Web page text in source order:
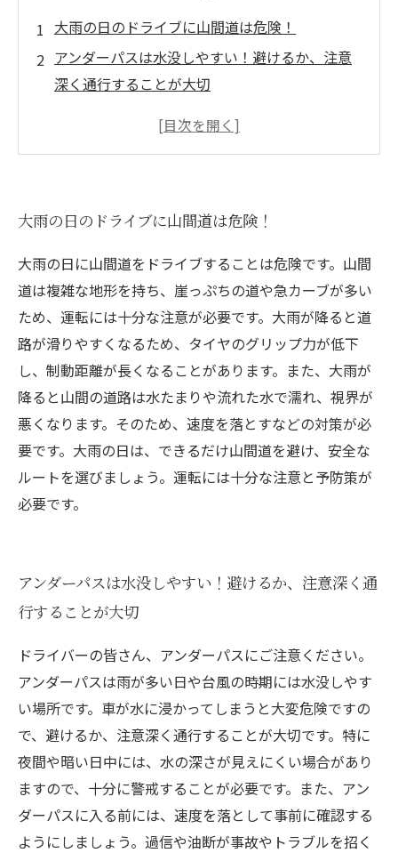
大雨の日のドライブに山間道は危険！
アンダーパスは水没しやすい！避けるか、注意
深く通行することが大切
カーブや坂道は泥流に注意！
イトを点灯して安全運転を心掛けよう
大雨の日のドライブに山間道は危険！
大雨の日に山間道をドライブすることは危険です。山間
道は複雑な地形を持ち、崖っぷちの道や急カーブが多い
ため、運転には十分な注意が必要です。大雨が降ると道
路が滑りやすくなるため、タイヤのグリップ力が低下
し、制動距離が長くなることがあります。また、大雨が
降ると山間の道路は水たまりや流れた水で濡れ、視界が
悪くなります。そのため、速度を落とすなどの対策が必
要です。大雨の日は、できるだけ山間道を避け、安全な
ルートを選びましょう。運転には十分な注意と予防策が
必要です。
アンダーパスは水没しやすい！避けるか、注意深く通
行することが大切
ドライバーの皆さん、アンダーパスにご注意ください。
アンダーパスは雨が多い日や台風の時期には水没しやす
い場所です。車が水に浸かってしまうと大変危険ですの
で、避けるか、注意深く通行することが大切です。特に
夜間や暗い日中には、水の深さが見えにくい場合があり
ますので、十分に警戒することが必要です。また、アン
ダーパスに入る前には、速度を落として事前に確認する
ようにしましょう。過信や油断が事故やトラブルを招く